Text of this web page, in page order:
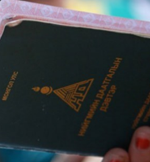
14 алба хаагч хамрагдаж байна